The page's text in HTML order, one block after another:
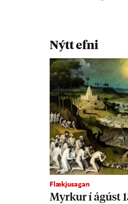
Nýtt efni
Flækjusagan
Myrk­ur í ág­úst